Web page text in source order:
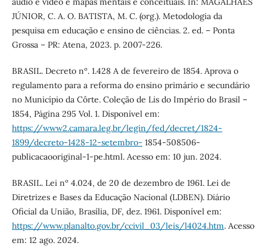
JÚNIOR, C. A. O. BATISTA, M. C. (org.). Metodologia da
pesquisa em educação e ensino de ciências. 2. ed. – Ponta
Grossa – PR: Atena, 2023. p. 2007-226.
BRASIL. Decreto nº. 1.428 A de fevereiro de 1854. Aprova o
regulamento para a reforma do ensino primário e secundário
no Município da Côrte. Coleção de Lis do Império do Brasil –
1854, Página 295 Vol. 1. Disponível em:
https://www2.camara.leg.br/legin/fed/decret/1824-
1899/decreto-1428-12-setembro- 1854-508506-
publicacaooriginal-1-pe.html. Acesso em: 10 jun. 2024.
BRASIL. Lei nº 4.024, de 20 de dezembro de 1961. Lei de
Diretrizes e Bases da Educação Nacional (LDBEN). Diário
Oficial da União, Brasília, DF, dez. 1961. Disponível em:
https://www.planalto.gov.br/ccivil_03/leis/l4024.htm. Acesso
em: 12 ago. 2024.